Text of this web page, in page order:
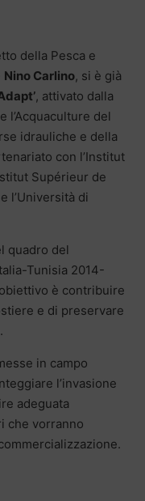
della Pesca e
Nino Carlino, si è già
, attivato dalla
l’Acquaculture del
idrauliche e della
con l’Institut
Supérieur de
l’Università di
quadro del
Tunisia 2014-
è contribuire
e di preservare
in campo
l’invasione
adeguata
che vorranno